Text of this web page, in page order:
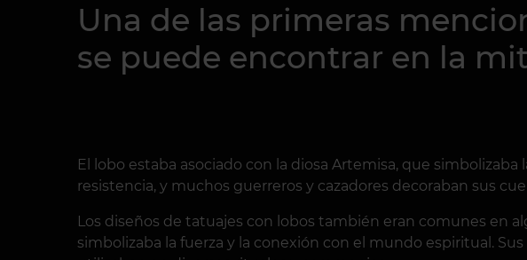
Una de las primeras
se puede encontrar en la
El lobo estaba asociado con la diosa Artemisa, que simbolizaba
resistencia, y muchos guerreros y cazadores decoraban sus
Los diseños de tatuajes con lobos también eran comunes en
simbolizaba la fuerza y la conexión con el mundo espiritual.